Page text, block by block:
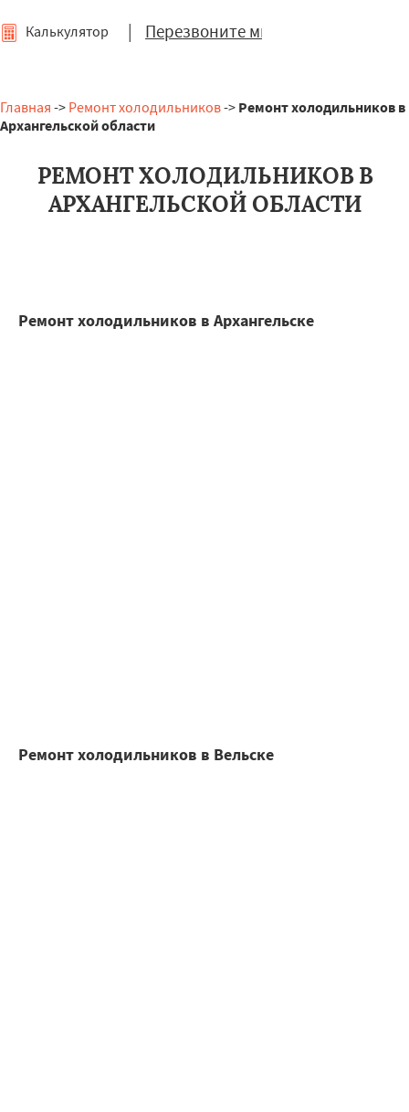
| Перезвоните мне
Калькулятор
Главная -> Ремонт холодильников-> Ремонт холодильников в
Архангельской области
РЕМОНТ ХОЛОДИЛЬНИКОВ В
АРХАНГЕЛЬСКОЙ ОБЛАСТИ
Ремонт холодильников в Архангельске
Ремонт холодильников в Вельске